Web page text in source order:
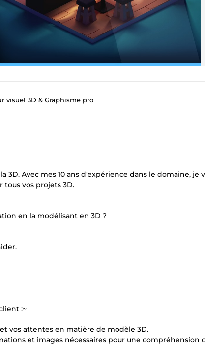
visuel 3D & Graphisme pro
Avec mes 10 ans d'expérience dans le domaine, je
vos projets 3D.
en la modélisant en 3D ?
:~
vos attentes en matière de modèle 3D.
et images nécessaires pour une compréhension